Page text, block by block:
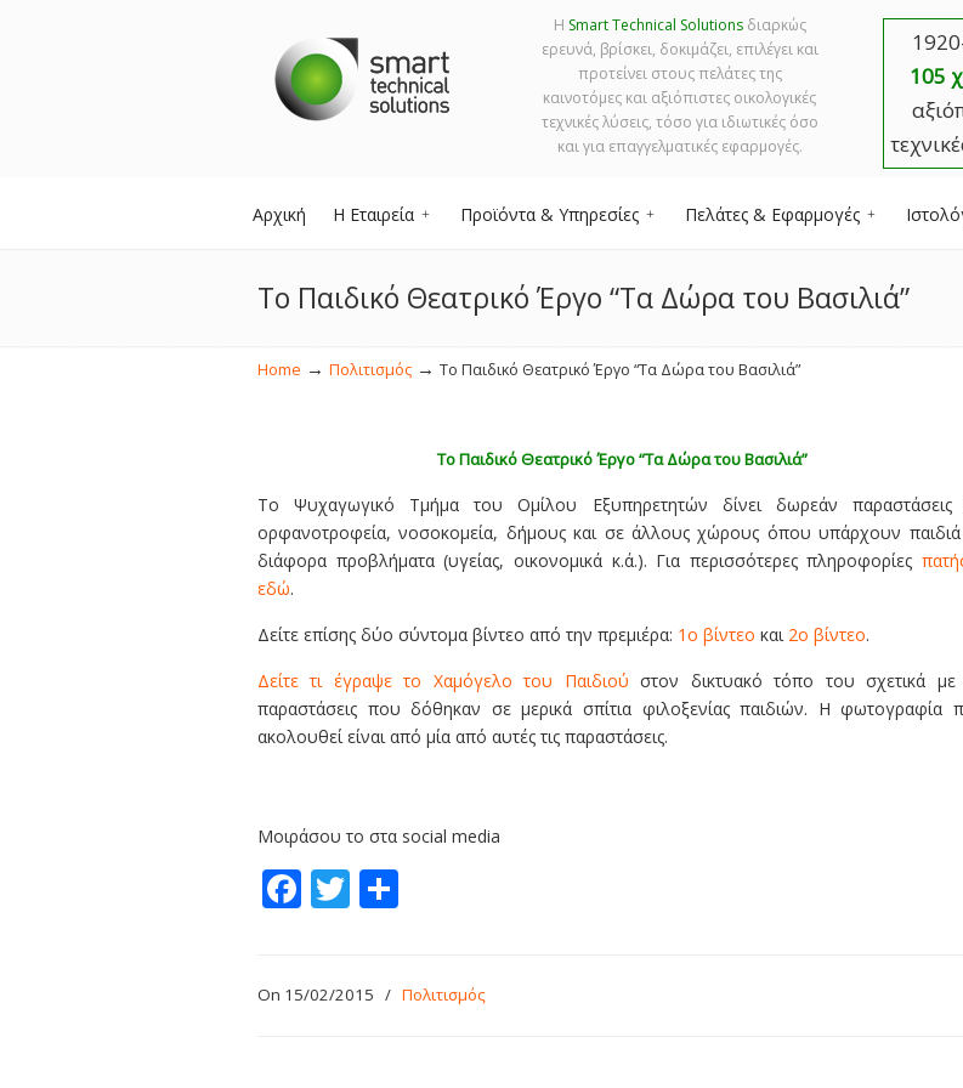
Η Smart Technical Solutionsδιαρκώς
ερευνά, βρίσκει, δοκιμάζει, επιλέγει και
προτείνει στους πελάτες της
καινοτόμες και αξιόπιστες οικολογικές
τεχνικές λύσεις, τόσο για ιδιωτικές όσο
και για επαγγελματικές εφαρμογές.
105
Αρχική Η Εταιρεία Προϊόντα & Υπηρεσίες Πελάτες & Εφαρμογές
Το Παιδικό Θεατρικό Έργο “Τα Δώρα του Βασιλιά”
Home → Πολιτισμός → Το Παιδικό Θεατρικό Έργο “Τα Δώρα του Βασιλιά”
Το Παιδικό Θεατρικό Έργο “Τα Δώρα του Βασιλιά”
Το Ψυχαγωγικό Τμήμα του Ομίλου Εξυπηρετητών δίνει δωρεάν παραστάσεις
ορφανοτροφεία, νοσοκομεία, δήμους και σε άλλους χώρους όπου υπάρχουν
διάφορα προβλήματα (υγείας, οικονομικά κ.ά.). Για περισσότερες πληροφορίες
εδώ.
Δείτε επίσης δύο σύντομα βίντεο από την πρεμιέρα: 1ο βίντεο και 2ο βίντεο.
Δείτε τι έγραψε το Χαμόγελο του Παιδιού στον δικτυακό τόπο του σχετικά με
παραστάσεις που δόθηκαν σε μερικά σπίτια φιλοξενίας παιδιών. Η φωτογραφία
ακολουθεί είναι από μία από αυτές τις παραστάσεις.
Μοιράσου το στα social media
Facebook
Twitter
On 15/02/2015 / Πολιτισμός